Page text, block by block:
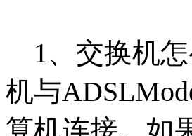
1、交换机怎
机与